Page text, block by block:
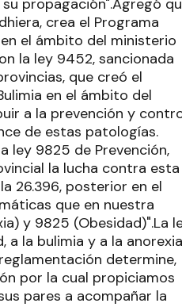
propagación".Agregó
crea el Programa
el ámbito del ministerio
la ley 9452, sancionada
que creó el
en el ámbito del
a la prevención y
de estas patologías.
ley 9825 de Prevención,
la lucha contra esta
26.396, posterior en el
que en nuestra
y 9825 (Obesidad)".La
a la bulimia y a la anorexia
determine,
por la cual propiciamos
pares a acompañar la